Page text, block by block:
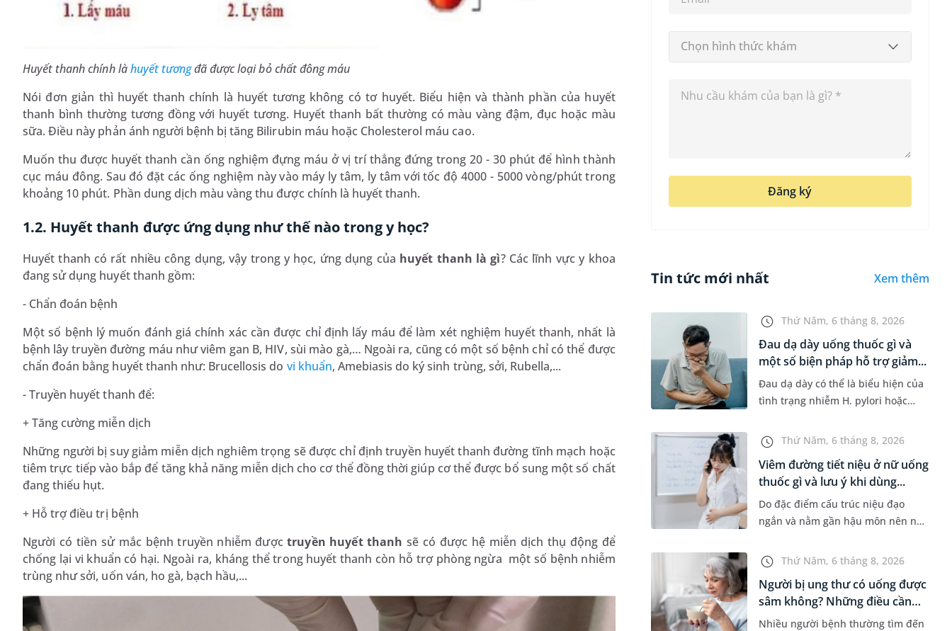
Huyết thanh chính làhuyết tươngđã được loại bỏ chất đông máu
Nói đơn giản thì huyết thanh chính là huyết tương không có tơ huyết. Biểu hiện và thành phần của huyết
thanh bình thường tương đồng với huyết tương. Huyết thanh bất thường có màu vàng đậm, đục hoặc màu
sữa. Điều này phản ánh người bệnh bị tăng Bilirubin máu hoặc Cholesterol máu cao.
Muốn thu được huyết thanh cần ống nghiệm đựng máu ở vị trí thẳng đứng trong 20 - 30 phút để hình thành
cục máu đông. Sau đó đặt các ống nghiệm này vào máy ly tâm, ly tâm với tốc độ 4000 - 5000 vòng/phút trong
khoảng 10 phút. Phần dung dịch màu vàng thu được chính là huyết thanh.
1.2. Huyết thanh được ứng dụng như thế nào trong y học?
Huyết thanh có rất nhiều công dụng, vậy trong y học, ứng dụng của huyết thanh là gì? Các lĩnh vực y khoa
đang sử dụng huyết thanh gồm:
- Chẩn đoán bệnh
Một số bệnh lý muốn đánh giá chính xác cần được chỉ định lấy máu để làm xét nghiệm huyết thanh, nhất là
bệnh lây truyền đường máu như viêm gan B, HIV, sùi mào gà,… Ngoài ra, cũng có một số bệnh chỉ có thể được
chẩn đoán bằng huyết thanh như: Brucellosis do vi khuẩn, Amebiasis do ký sinh trùng, sởi, Rubella,...
- Truyền huyết thanh để:
+ Tăng cường miễn dịch
Những người bị suy giảm miễn dịch nghiêm trọng sẽ được chỉ định truyền huyết thanh đường tĩnh mạch hoặc
tiêm trực tiếp vào bắp để tăng khả năng miễn dịch cho cơ thể đồng thời giúp cơ thể được bổ sung một số chất
đang thiếu hụt.
+ Hỗ trợ điều trị bệnh
Người có tiền sử mắc bệnh truyền nhiễm đượctruyền huyết thanh sẽ có được hệ miễn dịch thụ động để
chống lại vi khuẩn có hại. Ngoài ra, kháng thể trong huyết thanh còn hỗ trợ phòng ngừa một số bệnh nhiễm
trùng như sởi, uốn ván, ho gà, bạch hầu,...
Chọn hình thức khám
Đăng ký
Tin tức mới nhất Xem thêm
Thứ Năm, 6 tháng 8, 2026
Đau dạ dày uống thuốc gì và
một số biện pháp hỗ trợ giảm...
Đau dạ dày có thể là biểu hiện của
tình trạng nhiễm H. pylori hoặc
Dựa theo nguyên nhân cụ thể, bác
sĩ sẽ cân nhắc chỉ định p...
Thứ Năm, 6 tháng 8, 2026
Viêm đường tiết niệu ở nữ uống
thuốc gì và lưu ý khi dùng...
Do đặc điểm cấu trúc niệu đạo
ngắn và nằm gần hậu môn nên nữ
niệu hơn nam giới. Tùy theo
nguyên nhân, mức độ nhiễm trùng
và...
Thứ Năm, 6 tháng 8, 2026
Người bị ung thư có uống được
sâm không? Những điều cần
b...
Nhiều người bệnh thường tìm đến